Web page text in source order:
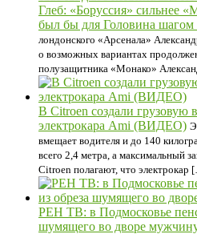
Глеб: «Боруссия» сильнее
был бы для Головина шагом
лондонского «Арсенала»
о возможных вариантах
полузащитника «Монако»
В Citroen создали грузовую
электрокара Ami (ВИДЕО)
вмещает водителя и до 140
всего 2,4 метра, а максимальный
Citroen полагают, что электрокар
РЕН ТВ: в Подмосковье
шумящего во дворе